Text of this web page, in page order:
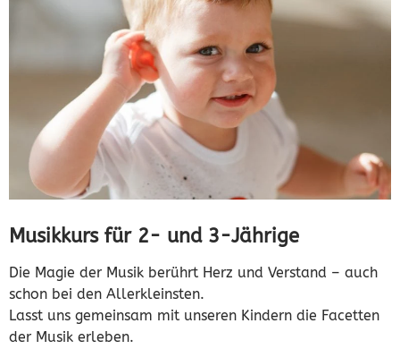
Musikkurs für 2- und 3-Jährige
Die Magie der Musik berührt Herz und Verstand – auch
schon bei den Allerkleinsten.
Lasst uns gemeinsam mit unseren Kindern die Facetten
der Musik erleben.